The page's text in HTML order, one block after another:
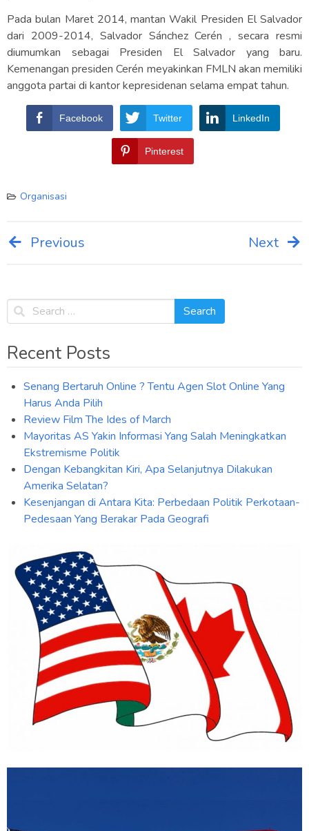
Pada bulan Maret 2014, mantan Wakil Presiden El Salvador
dari 2009-2014, Salvador Sánchez Cerén , secara resmi
diumumkan sebagai Presiden El Salvador yang baru.
Kemenangan presiden Cerén meyakinkan FMLN akan memiliki
anggota partai di kantor kepresidenan selama empat tahun.
Facebook Twitter LinkedIn
Pinterest
Organisasi
Post
navigation
Previous Next
Recent Posts
Senang Bertaruh Online ? Tentu Agen Slot Online Yang
Harus Anda Pilih
Review Film The Ides of March
Mayoritas AS Yakin Informasi Yang Salah Meningkatkan
Ekstremisme Politik
Dengan Kebangkitan Kiri, Apa Selanjutnya Dilakukan
Amerika Selatan?
Kesenjangan di Antara Kita: Perbedaan Politik Perkotaan-
Pedesaan Yang Berakar Pada Geografi